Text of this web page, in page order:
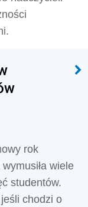
rok
wiele
studentów.
chodzi o